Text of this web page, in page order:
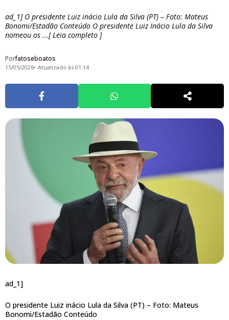
ad_1] O presidente Luiz inácio Lula da Silva (PT) – Foto: Mateus
Bonomi/Estadão Conteúdo O presidente Luiz Inácio Lula da Silva
nomeou os ...[ Leia completo ]
Porfatoseboatos
15/05/2026 Atualizado às 01:14
ad_1]
O presidente Luiz inácio Lula da Silva (PT) – Foto: Mateus
Bonomi/Estadão Conteúdo